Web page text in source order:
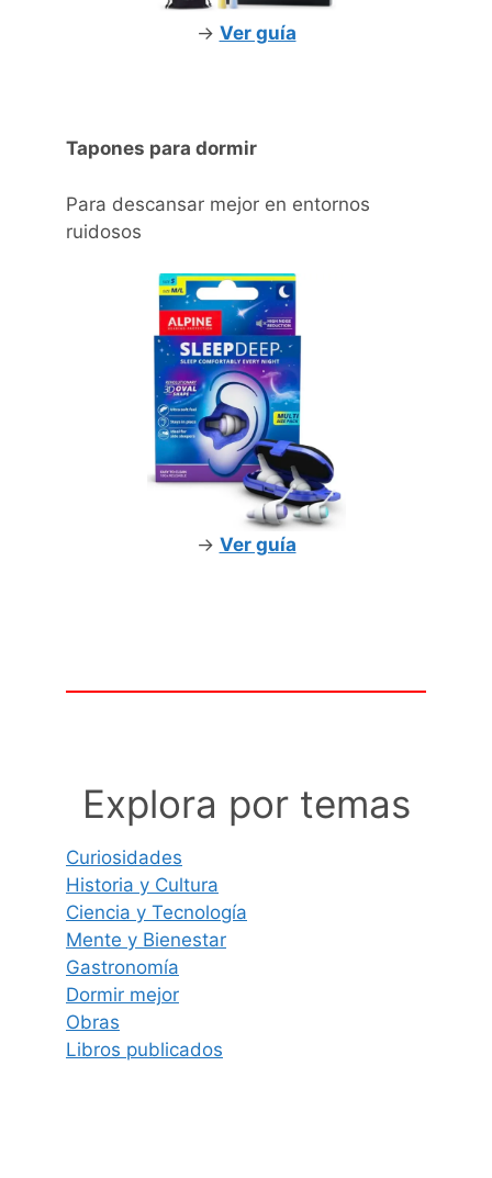
-> Ver guía
Tapones para dormir
Para descansar mejor en entornos
ruidosos
-> Ver guía
Explora por temas
Curiosidades
Historia y Cultura
Ciencia y Tecnología
Mente y Bienestar
Gastronomía
Dormir mejor
Obras
Libros publicados